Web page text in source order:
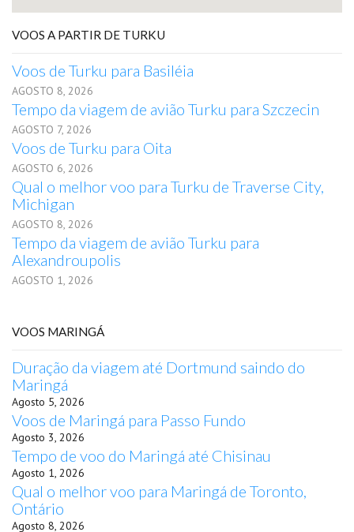
VOOS A PARTIR DE TURKU
Voos de Turku para Basiléia
AGOSTO 8, 2026
Tempo da viagem de avião Turku para Szczecin
AGOSTO 7, 2026
Voos de Turku para Oita
AGOSTO 6, 2026
Qual o melhor voo para Turku de Traverse City,
Michigan
AGOSTO 8, 2026
Tempo da viagem de avião Turku para
Alexandroupolis
AGOSTO 1, 2026
VOOS MARINGÁ
Duração da viagem até Dortmund saindo do
Maringá
Agosto 5, 2026
Voos de Maringá para Passo Fundo
Agosto 3, 2026
Tempo de voo do Maringá até Chisinau
Agosto 1, 2026
Qual o melhor voo para Maringá de Toronto,
Ontário
Agosto 8, 2026